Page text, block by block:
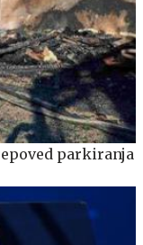
parkiranja